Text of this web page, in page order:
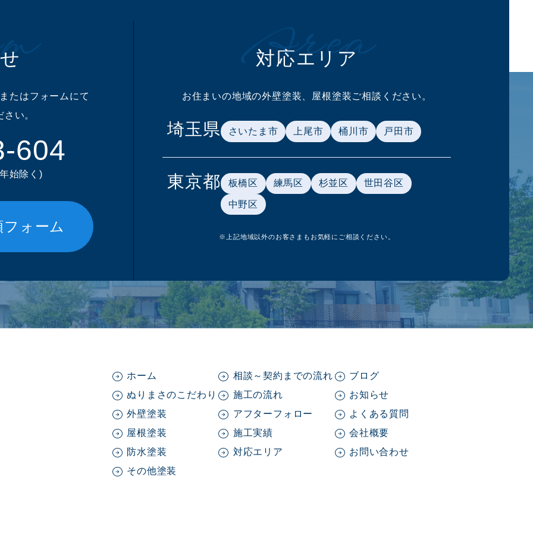
たはフォームにて
い。
604
始除く)
ォーム
対応エリア
Area
お住まいの地域の外壁塗装、 屋根塗装ご相談ください。
埼玉県 さいたま市 上尾市 桶川市 戸田市
東京都 板橋区 練馬区 杉並区 世田谷区
中野区
※上記地域以外のお客さまもお気軽にご相談ください。
ホーム
ぬりまさのこだわり
外壁塗装
屋根塗装
防水塗装
その他塗装
相談～契約までの流れ
施工の流れ
アフターフォロー
施工実績
対応エリア
ブログ
お知らせ
よくある質問
会社概要
お問い合わせ